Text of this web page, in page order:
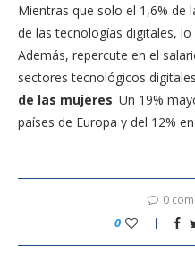
Mientras que solo el 1,6% de
de las tecnologías digitales,
Además, repercute en el
sectores tecnológicos
de las mujeres. Un 19%
países de Europa y del 12%
0
0